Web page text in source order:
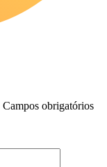
Campos obrigatórios